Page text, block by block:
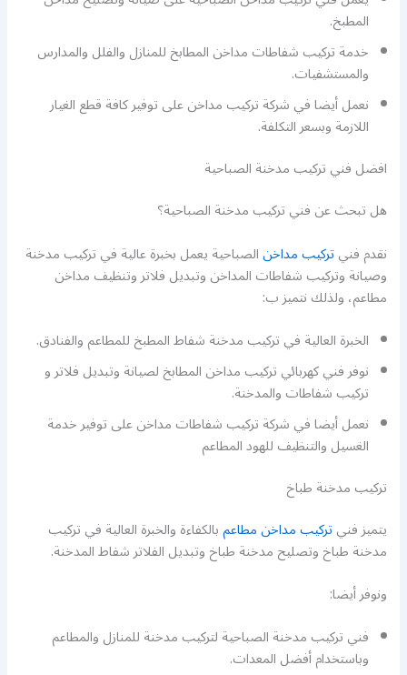
المطبخ.
خدمة تركيب شفاطات مداخن المطابخ للمنازل والفلل والمدارس
والمستشفيات.
نعمل أيضا في شركة تركيب مداخن على توفير كافة قطع الغيار
اللازمة وبسعر التكلفة.
افضل فني تركيب مدخنة الصباحية
هل تبحث عن فني تركيب مدخنة الصباحية؟
نقدم فنيتركيب مداخنالصباحية يعمل بخبرة عالية في تركيب مدخنة
وصيانة وتركيب شفاطات المداخن وتبديل فلاتر وتنظيف مداخن
مطاعم، ولذلك نتميز ب:
الخبرة العالية في تركيب مدخنة شفاط المطبخ للمطاعم والفنادق.
نوفر فني كهربائي تركيب مداخن المطابخ لصيانة وتبديل فلاتر و
تركيب شفاطات والمدخنة.
نعمل أيضا في شركة تركيب شفاطات مداخن على توفير خدمة
الغسيل والتنظيف للهود المطاعم
تركيب مدخنة طباخ
يتميز فنيتركيب مداخن مطاعمبالكفاءة والخبرة العالية في تركيب
مدخنة طباخ وتصليح مدخنة طباخ وتبديل الفلاتر شفاط المدخنة.
ونوفر أيضا:
فني تركيب مدخنة الصباحية لتركيب مدخنة للمنازل والمطاعم
وباستخدام أفضل المعدات.